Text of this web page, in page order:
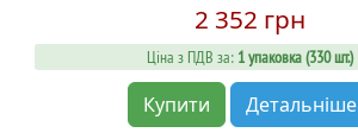
2 352 грн
Ціна з ПДВ за: 1 упаковка (330 шт.)
Купити Детальніше